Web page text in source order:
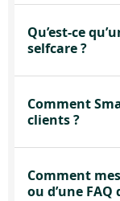
Qu’est-ce
selfcare ?
Comment
clients ?
Comment
ou d’une